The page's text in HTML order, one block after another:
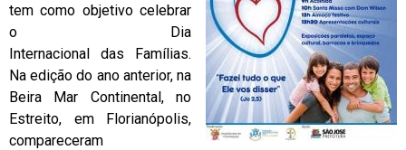
tem como objetivo celebrar
o Dia
Internacional das Famílias.
Na edição do ano anterior, na
Beira Mar Continental, no
Estreito, em Florianópolis,
compareceram